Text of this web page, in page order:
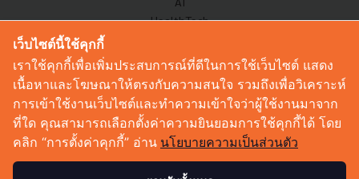
HealthTech
Corp Innov
Saucy Thoughts
Based On
Sustainable
Videos
Podcast
เว็บไซต์นี้ใช้คุกกี้
เราใช้คุกกี้เพื่อเพิ่มประสบการณ์ที่ดีในการใช้เว็บไซต์ แสดง
เนื้อหาและโฆษณาให้ตรงกับความสนใจ รวมถึงเพื่อวิเคราะห์
การเข้าใช้งานเว็บไซต์และทำความเข้าใจว่าผู้ใช้งานมาจาก
ที่ใด คุณสามารถเลือกตั้งค่าความยินยอมการใช้คุกกี้ได้ โดย
คลิก “การตั้งค่าคุกกี้” อ่าน นโยบายความเป็นส่วนตัว